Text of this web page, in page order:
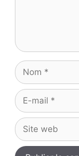
Nom
E-
mail
Site
web